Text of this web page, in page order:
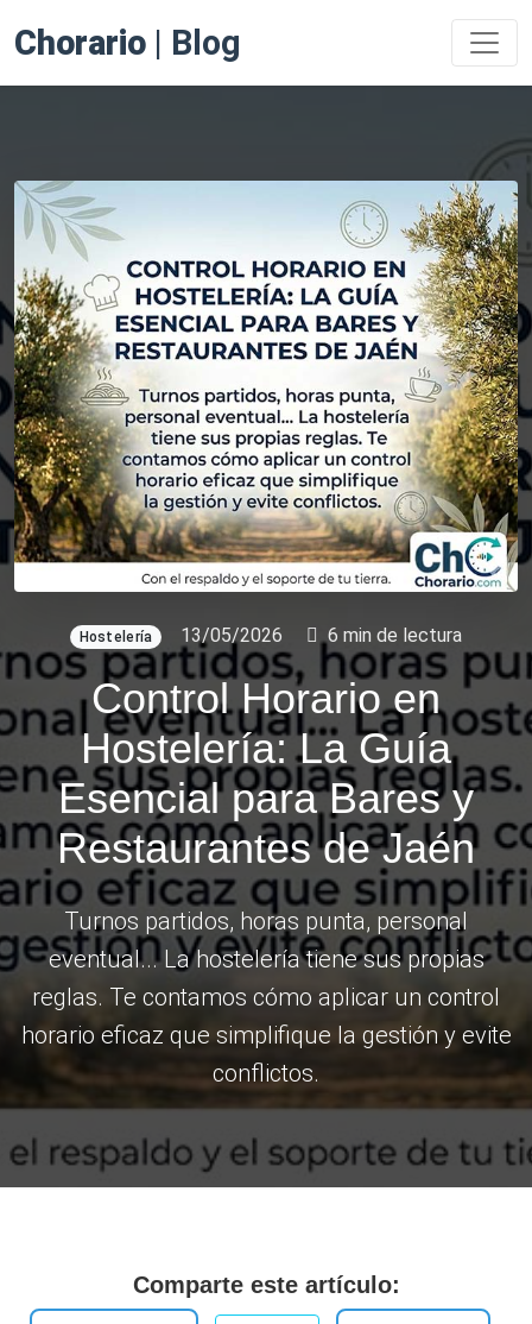
Chorario | Blog
Hostelería 13/05/2026 6 min de lectura
Control Horario en
Hostelería: La Guía
Esencial para Bares y
Restaurantes de Jaén
Turnos partidos, horas punta, personal
eventual... La hostelería tiene sus propias
reglas. Te contamos cómo aplicar un control
horario eficaz que simplifique la gestión y evite
conflictos.
Comparte este artículo: